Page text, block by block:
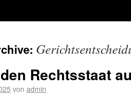
Rechtsstaat
von admin